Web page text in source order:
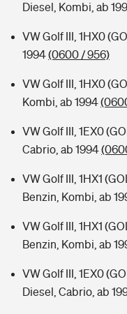
Diesel, Kombi, ab
VW Golf III, 1HX0
1994(0600 / 956)
VW Golf III, 1HX0
Kombi, ab 1994
VW Golf III, 1EX0
Cabrio, ab 1994
VW Golf III, 1HX1
Benzin, Kombi, ab
VW Golf III, 1HX1
Benzin, Kombi, ab
VW Golf III, 1EX0
Diesel, Cabrio, ab